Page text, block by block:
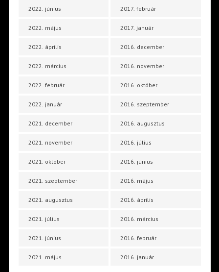
2022. június
2022. május
2022. április
2022. március
2022. február
2022. január
2021. december
2021. november
2021. október
2021. szeptember
2021. augusztus
2021. július
2021. június
2021. május
2017. február
2017. január
2016. december
2016. november
2016. október
2016. szeptember
2016. augusztus
2016. július
2016. június
2016. május
2016. április
2016. március
2016. február
2016. január